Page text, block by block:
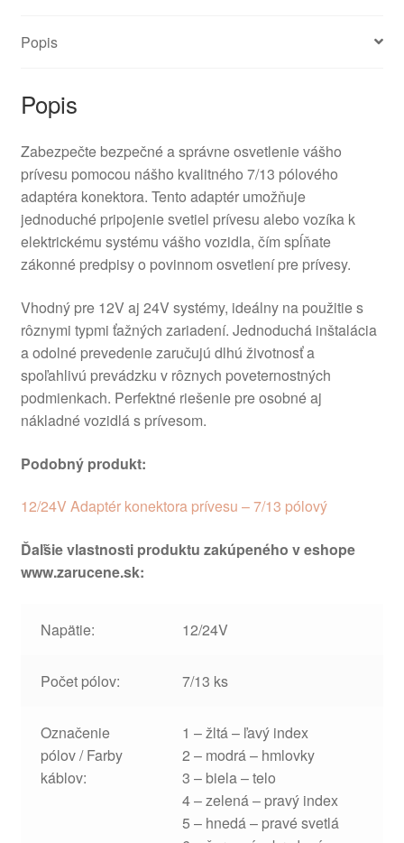
pólový
Popis
Popis
Zabezpečte bezpečné a správne osvetlenie vášho
prívesu pomocou nášho kvalitného 7/13 pólového
adaptéra konektora. Tento adaptér umožňuje
jednoduché pripojenie svetiel prívesu alebo vozíka k
elektrickému systému vášho vozidla, čím spĺňate
zákonné predpisy o povinnom osvetlení pre prívesy.
Vhodný pre 12V aj 24V systémy, ideálny na použitie s
rôznymi typmi ťažných zariadení. Jednoduchá inštalácia
a odolné prevedenie zaručujú dlhú životnosť a
spoľahlivú prevádzku v rôznych poveternostných
podmienkach. Perfektné riešenie pre osobné aj
nákladné vozidlá s prívesom.
Podobný produkt:
12/24V Adaptér konektora prívesu – 7/13 pólový
Ďaľšie vlastnosti produktu zakúpeného v eshope
www.zarucene.sk:
Napätie: 12/24V
Počet pólov: 7/13 ks
Označenie
pólov / Farby
káblov:
1 – žltá – ľavý index
2 – modrá – hmlovky
3 – biela – telo
4 – zelená – pravý index
5 – hnedá – pravé svetlá